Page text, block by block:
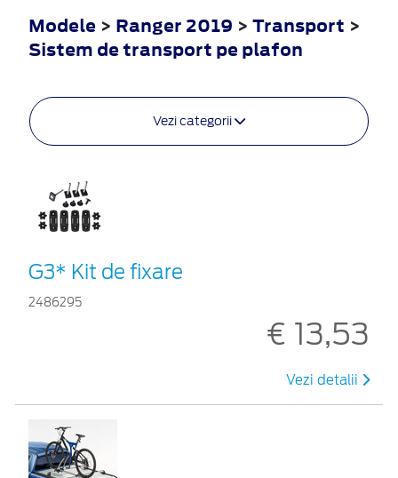
Modele > Ranger 2019 > Transport >
Sistem de transport pe plafon
Vezi categorii
G3* Kit de fixare
2486295
€ 13,53
Vezi detalii